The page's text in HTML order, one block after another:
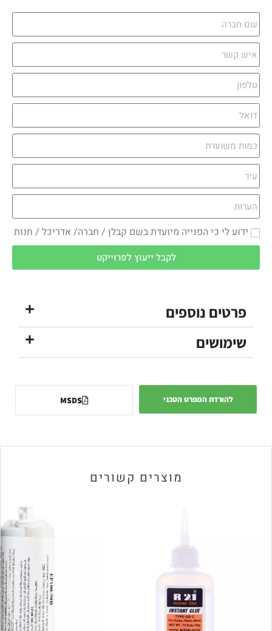
ידוע לי כי הפנייה מיועדת בשם קבלן / חברה/ אדריכל / חנות
לקבל ייעוץ לפרוייקט
פרטים נוספים
שימושים
להורדת המפרט הטכני MSDS
מוצרים קשורים